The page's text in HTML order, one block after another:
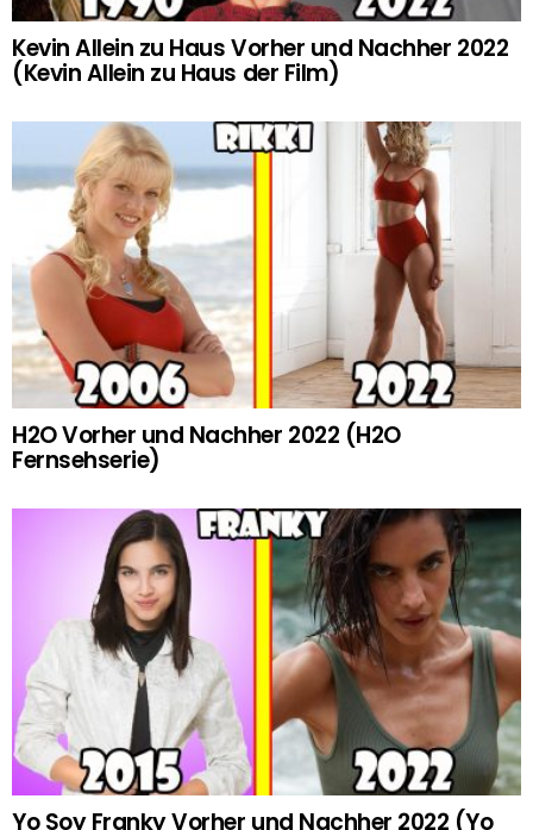
Kevin Allein zu Haus Vorher und Nachher 2022
(Kevin Allein zu Haus der Film)
H2O Vorher und Nachher 2022 (H2O
Fernsehserie)
Yo Soy Franky Vorher und Nachher 2022 (Yo